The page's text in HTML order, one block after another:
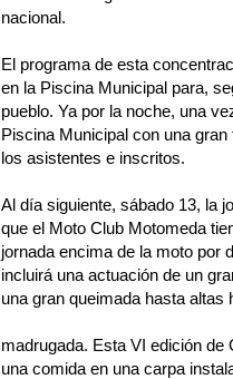
nacional.
El programa de esta
en la Piscina Municipal para,
pueblo. Ya por la noche, una
Piscina Municipal con una
los asistentes e inscritos.
Al día siguiente, sábado 13, la
que el Moto Club Motomeda
jornada encima de la moto por
incluirá una actuación de un
una gran queimada hasta altas
madrugada. Esta VI edición de
una comida en una carpa